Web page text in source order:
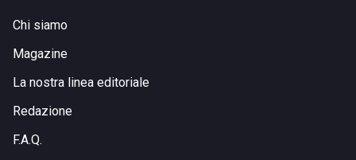
Chi siamo
Magazine
La nostra linea editoriale
Redazione
F.A.Q.